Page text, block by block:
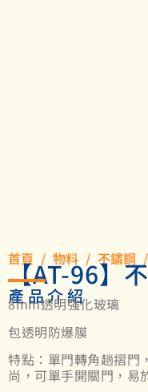
首頁 / 物料 / 不鏽鋼
【AT-96】
產品介紹
8mm透明強化玻璃
包透明防爆膜
特點：單門轉角趟摺門
尚，可單手開關門，易